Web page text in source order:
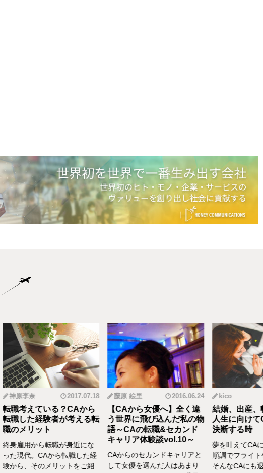
神原李奈 2017.07.18
転職考えている？CAから
転職した経験者が考える転
職のメリット
終身雇用から転職が身近にな
った現代。CAから転職した経
験から、そのメリットをご紹
藤原 絵里 2016.06.24
【CAから女優へ】全く違
う世界に飛び込んだ私の物
語～CAの転職&セカンド
キャリア体験談vol.10～
CAからのセカンドキャリアと
して女優を選んだ人はあまり
kico
結婚、出産、
人生に向けて
決断する時
夢を叶えてCA
順調でフライト
そんなCAにも